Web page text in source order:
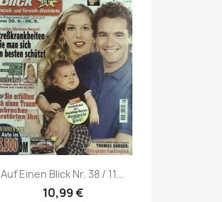
Vorschau
Auf Einen Blick Nr. 38 / 11...
10,99 €